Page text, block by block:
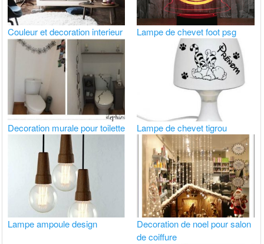
Couleur et decoration interieur Lampe de chevet foot psg
Decoration murale pour toilette Lampe de chevet tigrou
Lampe ampoule design
Decoration de noel pour salon
de coiffure